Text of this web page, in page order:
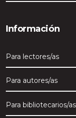
Información
Para lectores/as
Para autores/as
Para bibliotecarios/as